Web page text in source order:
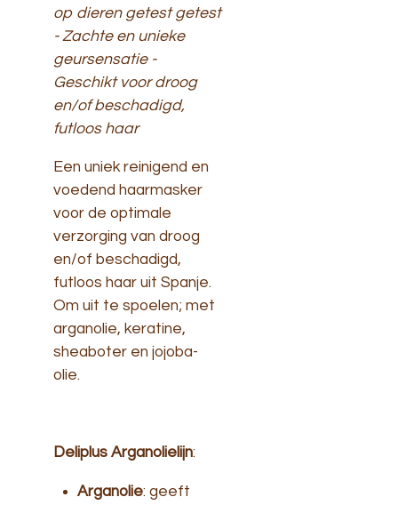
op dieren getest getest
- Zachte en unieke
geursensatie -
Geschikt voor droog
en/of beschadigd,
futloos haar
Een uniek reinigend en
voedend haarmasker
voor de optimale
verzorging van droog
en/of beschadigd,
futloos haar uit Spanje.
Om uit te spoelen; met
arganolie, keratine,
sheaboter en jojoba-
olie.
Deliplus Arganolielijn:
Arganolie: geeft